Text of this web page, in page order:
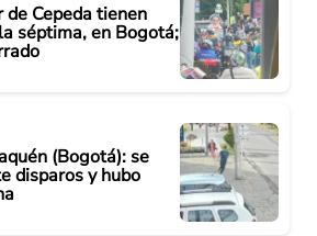
de Cepeda tienen
séptima, en Bogotá;
(Bogotá): se
disparos y hubo